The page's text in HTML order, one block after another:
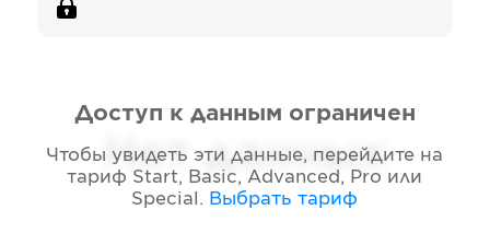
Нет данных
Доступ к данным ограничен
Чтобы увидеть эти данные, перейдите на
тариф Start, Basic, Advanced, Pro или
Special . Выбрать тариф